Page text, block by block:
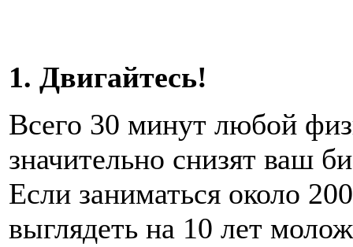
1. Двигайтесь!
Всего 30 минут любой
значительно снизят ваш
Если заниматься около
выглядеть на 10 лет